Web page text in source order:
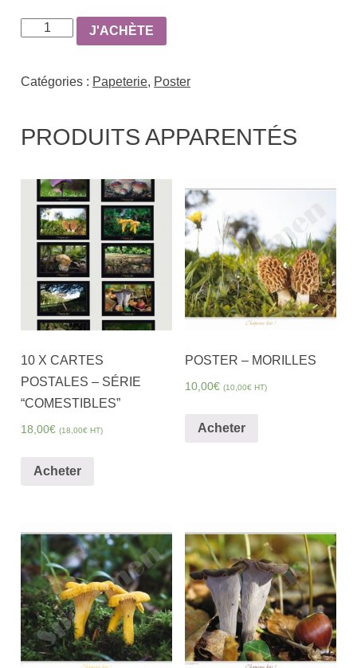
quantité
J'ACHÈTE
Catégories : Papeterie, Poster
PRODUITS APPARENTÉS
10 X CARTES
POSTALES – SÉRIE
“COMESTIBLES”
18,00€ (18,00€ HT)
Acheter
POSTER – MORILLES
10,00€ (10,00€HT)
Acheter